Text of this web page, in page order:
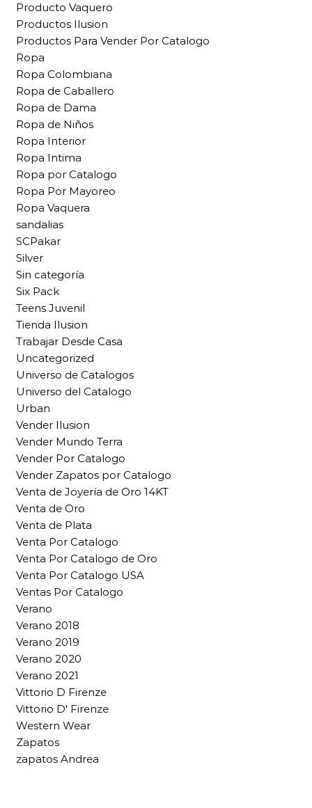
Producto Vaquero
Productos Ilusion
Productos Para Vender Por Catalogo
Ropa
Ropa Colombiana
Ropa de Caballero
Ropa de Dama
Ropa de Niños
Ropa Interior
Ropa Intima
Ropa por Catalogo
Ropa Por Mayoreo
Ropa Vaquera
sandalias
SCPakar
Silver
Sin categoría
Six Pack
Teens Juvenil
Tienda Ilusion
Trabajar Desde Casa
Uncategorized
Universo de Catalogos
Universo del Catalogo
Urban
Vender Ilusion
Vender Mundo Terra
Vender Por Catalogo
Vender Zapatos por Catalogo
Venta de Joyería de Oro 14KT
Venta de Oro
Venta de Plata
Venta Por Catalogo
Venta Por Catalogo de Oro
Venta Por Catalogo USA
Ventas Por Catalogo
Verano
Verano 2018
Verano 2019
Verano 2020
Verano 2021
Vittorio D Firenze
Vittorio D' Firenze
Western Wear
Zapatos
zapatos Andrea